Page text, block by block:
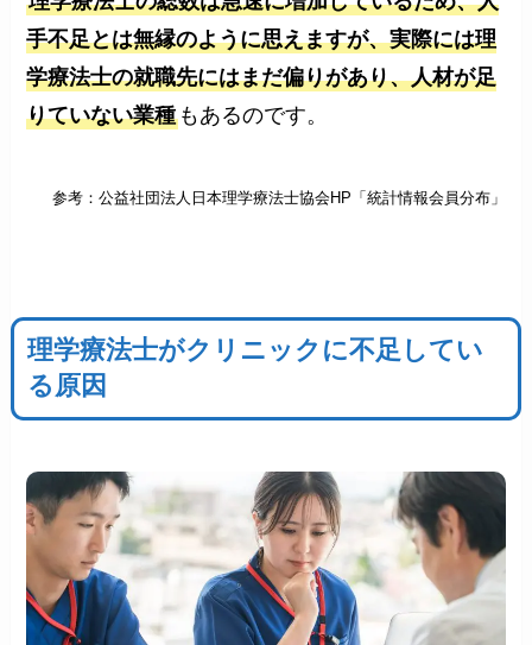
手不足とは無縁のように思えますが、実際には理
学療法士の就職先にはまだ偏りがあり、人材が足
りていない業種 もあるのです。
参考：公益社団法人日本理学療法士協会HP「統計情報会員分布」
理学療法士がクリニックに不足してい
る原因